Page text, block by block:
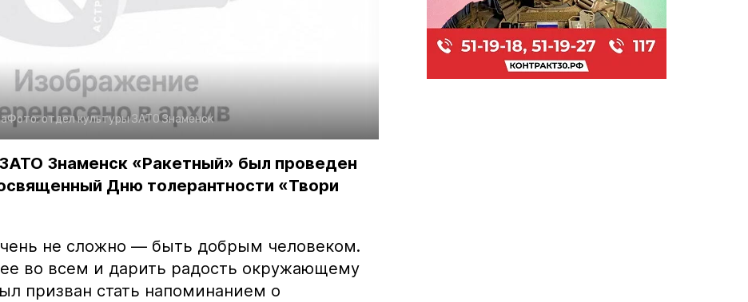
Фото:отдел культуры ЗАТО Знаменск
Знаменск «Ракетный» был проведен
Дню толерантности «Твори
не сложно — быть добрым человеком.
во всем и дарить радость окружающему
призван стать напоминанием о